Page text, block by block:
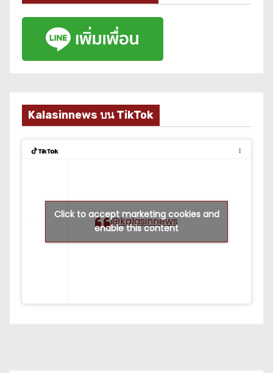
Kalasinnews บน TikTok
@kalasinnews
Click to accept marketing cookies and
enable this content